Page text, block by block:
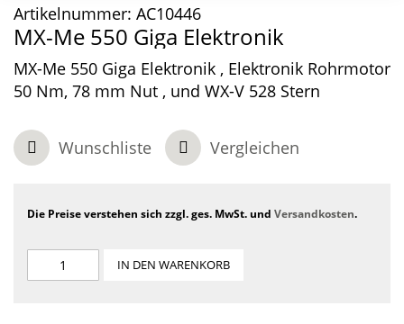
Artikelnummer: AC10446
MX-Me 550 Giga Elektronik
MX-Me 550 Giga Elektronik , Elektronik Rohrmotor
50 Nm, 78 mm Nut , und WX-V 528 Stern
Wunschliste Vergleichen
Die Preise verstehen sich zzgl. ges. MwSt. und Versandkosten.
IN DEN WARENKORB